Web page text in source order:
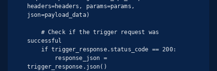
headers=headers, params=params,
json=payload_data)
successful
trigger_response.json()